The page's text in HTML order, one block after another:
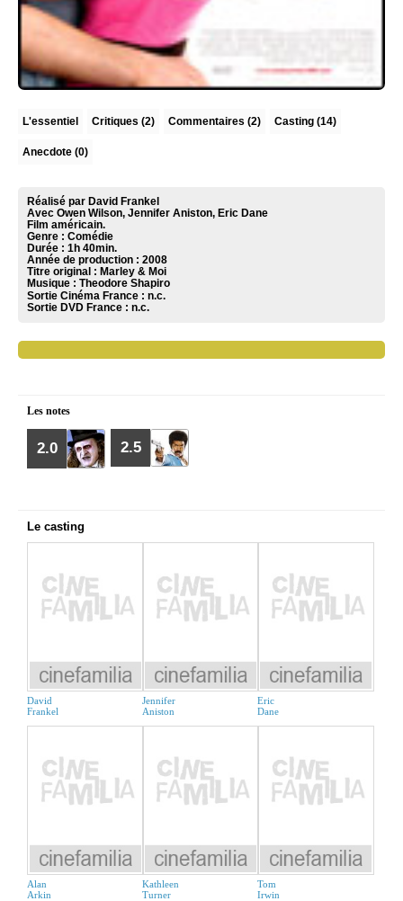
L'essentiel Critiques (2) Commentaires (2) Casting (14)
Anecdote (0)
Réalisé par David Frankel
Avec Owen Wilson, Jennifer Aniston, Eric Dane
Film américain.
Genre : Comédie
Durée : 1h 40min.
Année de production : 2008
Titre original : Marley & Moi
Musique : Theodore Shapiro
Sortie Cinéma France : n.c.
Sortie DVD France : n.c.
Les notes
2.0 2.5
Le casting
David
Frankel
Jennifer
Aniston
Eric
Dane
Alan
Arkin
Kathleen
Turner
Tom
Irwin